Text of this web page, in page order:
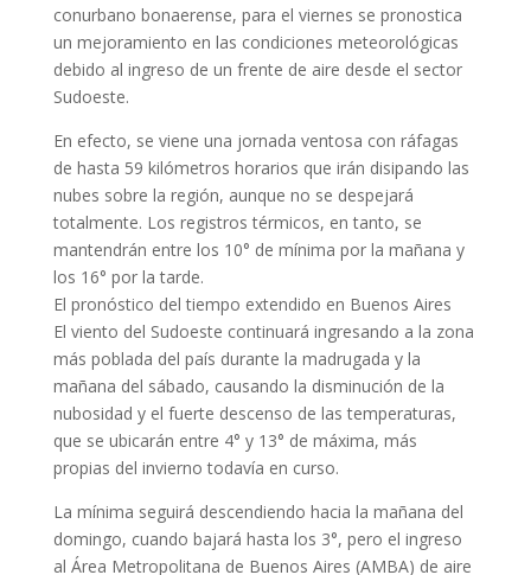
conurbano bonaerense, para el viernes se pronostica
un mejoramiento en las condiciones meteorológicas
debido al ingreso de un frente de aire desde el sector
Sudoeste.
En efecto, se viene una jornada ventosa con ráfagas
de hasta 59 kilómetros horarios que irán disipando las
nubes sobre la región, aunque no se despejará
totalmente. Los registros térmicos, en tanto, se
mantendrán entre los 10° de mínima por la mañana y
los 16° por la tarde.
El pronóstico del tiempo extendido en Buenos Aires
El viento del Sudoeste continuará ingresando a la zona
más poblada del país durante la madrugada y la
mañana del sábado, causando la disminución de la
nubosidad y el fuerte descenso de las temperaturas,
que se ubicarán entre 4° y 13° de máxima, más
propias del invierno todavía en curso.
La mínima seguirá descendiendo hacia la mañana del
domingo, cuando bajará hasta los 3°, pero el ingreso
al Área Metropolitana de Buenos Aires (AMBA) de aire